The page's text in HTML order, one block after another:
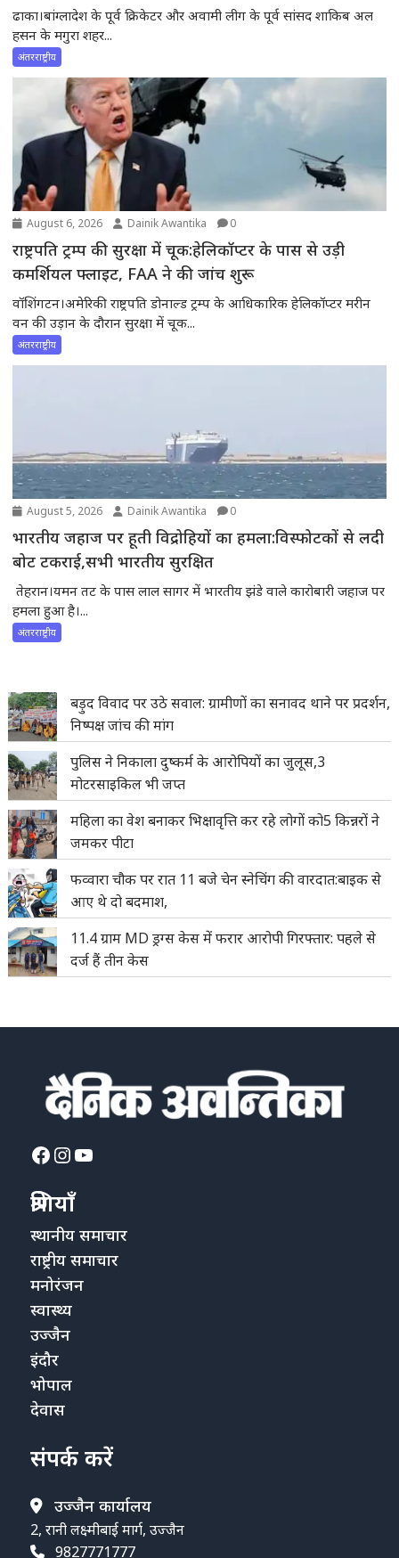
ढाका।बांग्लादेश के पूर्व क्रिकेटर और अवामी लीग के पूर्व सांसद शाकिब अल
हसन के मगुरा शहर...
अंतरराष्ट्रीय
August 6, 2026 Dainik Awantika 0
राष्ट्रपति ट्रम्प की सुरक्षा में चूक:हेलिकॉप्टर के पास से उड़ी
कमर्शियल फ्लाइट, FAA ने की जांच शुरू
वॉशिंगटन।अमेरिकी राष्ट्रपति डोनाल्ड ट्रम्प के आधिकारिक हेलिकॉप्टर मरीन
वन की उड़ान के दौरान सुरक्षा में चूक...
अंतरराष्ट्रीय
August 5, 2026 Dainik Awantika 0
भारतीय जहाज पर हूती विद्रोहियों का हमला:विस्फोटकों से लदी
बोट टकराई,सभी भारतीय सुरक्षित
तेहरान।यमन तट के पास लाल सागर में भारतीय झंडे वाले कारोबारी जहाज पर
हमला हुआ है।...
अंतरराष्ट्रीय
बड़ुद विवाद पर उठे सवाल: ग्रामीणों का सनावद थाने पर प्रदर्शन,
निष्पक्ष जांच की मांग
पुलिस ने निकाला दुष्कर्म के आरोपियों का जुलूस,3
मोटरसाइकिल भी जप्त
महिला का वेश बनाकर भिक्षावृत्ति कर रहे लोगों को5 किन्नरों ने
जमकर पीटा
फव्वारा चौक पर रात 11 बजे चेन स्नेचिंग की वारदात:बाइक से
आए थे दो बदमाश,
11.4 ग्राम MD ड्रग्स केस में फरार आरोपी गिरफ्तार: पहले से
दर्ज हैं तीन केस
Facebook
Instagram
YouTube
श्रेणियाँ
स्थानीय समाचार
राष्ट्रीय समाचार
मनोरंजन
स्वास्थ्य
उज्जैन
इंदौर
भोपाल
देवास
संपर्क करें
उज्जैन कार्यालय
2, रानी लक्ष्मीबाई मार्ग, उज्जैन
9827771777